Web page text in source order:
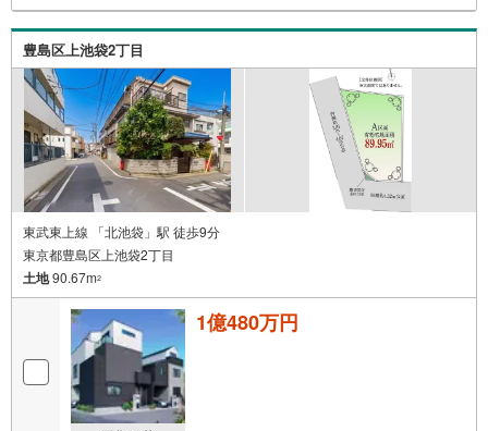
豊島区上池袋2丁目
東武東上線 「北池袋」駅 徒歩9分
東京都豊島区上池袋2丁目
土地90.67m2
1億480万円